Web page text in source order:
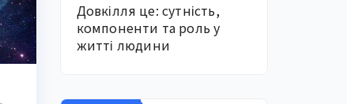
Довкілля це: сутність,
компоненти та роль у
житті людини